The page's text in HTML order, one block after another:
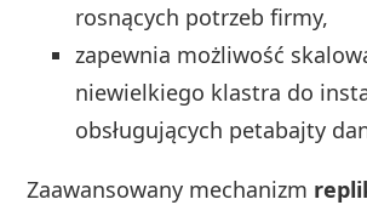
rosnących potrzeb firmy,
zapewnia możliwość
niewielkiego klastra do
obsługujących petabajty
Zaawansowany mechanizm